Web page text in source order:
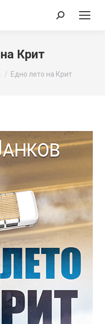
Search:
Крит
Едно лето на Крит